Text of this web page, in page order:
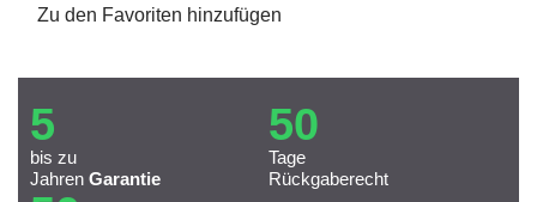
Zu den Favoriten hinzufügen
5
bis zu
Jahren Garantie
50
Tage
Rückgaberecht